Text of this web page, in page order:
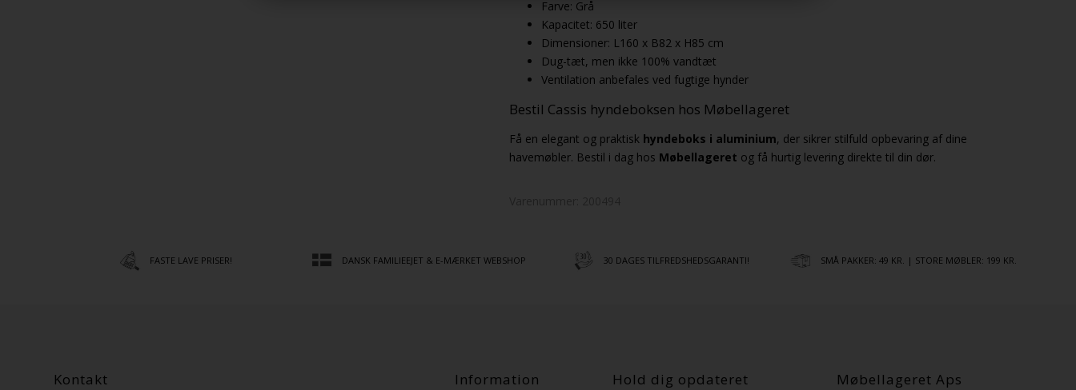
Farve: Grå
Kapacitet: 650 liter
Dimensioner: L160 x B82 x H85 cm
Dug-tæt, men ikke 100% vandtæt
Ventilation anbefales ved fugtige hynder
Bestil Cassis hyndeboksen hos Møbellageret
Få en elegant og praktisk hyndeboks i aluminium, der sikrer stilfuld opbevaring af dine
havemøbler. Bestil i dag hos Møbellageret og få hurtig levering direkte til din dør.
FASTE LAVE PRISER! DANSK FAMILIEEJET & E-MÆRKET WEBSHOP 30 DAGES TILFREDSHEDSGARANTI! SMÅ PAKKER: 49 KR. | STORE MØBLER: 199 KR.
Kontakt Information Hold dig opdateret Møbellageret Aps